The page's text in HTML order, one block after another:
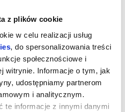
z plików cookie
w celu realizacji usług
, do spersonalizowania treści
społecznościowe i
witrynie. Informacje o tym, jak
udostępniamy partnerom
i analitycznym.
te informacje z innymi danymi